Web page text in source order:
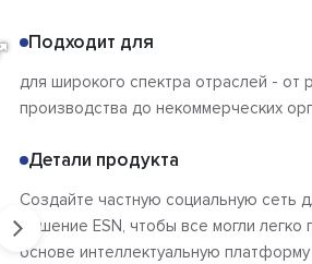
Подходит для
для широкого спектра отраслей - от
производства до некоммерческих
Детали продукта
Создайте частную социальную сеть
решение ESN, чтобы все могли
основе интеллектуальную